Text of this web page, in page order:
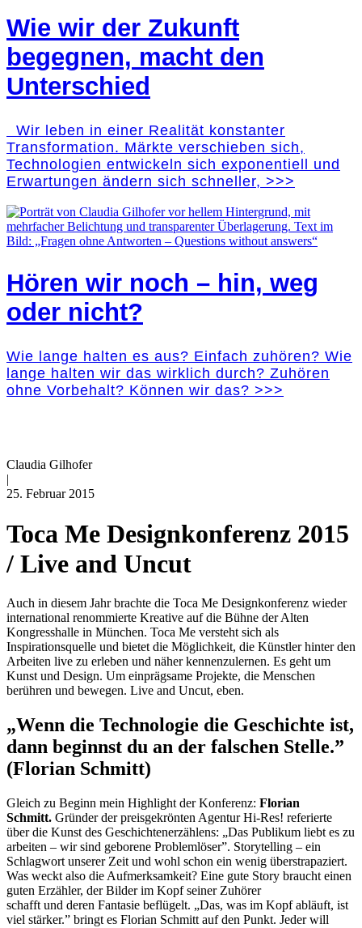
Wie wir der Zukunft
begegnen, macht den
Unterschied
Wir leben in einer Realität konstanter
Transformation. Märkte verschieben sich,
Technologien entwickeln sich exponentiell und
Erwartungen ändern sich schneller, >>>
Hören wir noch – hin, weg
oder nicht?
Wie lange halten es aus? Einfach zuhören? Wie
lange halten wir das wirklich durch? Zuhören
ohne Vorbehalt? Können wir das? >>>
Claudia Gilhofer
|
25. Februar 2015
Toca Me Designkonferenz 2015
/ Live and Uncut
Auch in diesem Jahr brachte die Toca Me Designkonferenz wieder
international renommierte Kreative auf die Bühne der Alten
Kongresshalle in München. Toca Me versteht sich als
Inspirationsquelle und bietet die Möglichkeit, die Künstler hinter den
Arbeiten live zu erleben und näher kennenzulernen. Es geht um
Kunst und Design. Um einprägsame Projekte, die Menschen
berühren und bewegen. Live and Uncut, eben.
„Wenn die Technologie die Geschichte ist,
dann beginnst du an der falschen Stelle.”
(Florian Schmitt)
Gleich zu Beginn mein Highlight der Konferenz: Florian
Schmitt. Gründer der preisgekrönten Agentur Hi-Res! referierte
über die Kunst des Geschichtenerzählens: „Das Publikum liebt es zu
arbeiten – wir sind geborene Problemlöser”. Storytelling – ein
Schlagwort unserer Zeit und wohl schon ein wenig überstrapaziert.
Was weckt also die Aufmerksamkeit? Eine gute Story braucht einen
guten Erzähler, der Bilder im Kopf seiner Zuhörer
schafft und deren Fantasie beflügelt. „Das, was im Kopf abläuft, ist
viel stärker.” bringt es Florian Schmitt auf den Punkt. Jeder will